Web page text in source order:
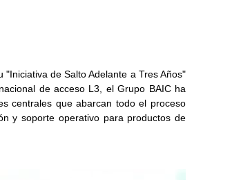
de Salto Adelante a Tres Años"
de acceso L3, el Grupo BAIC ha
centrales que abarcan todo el proceso
y soporte operativo para productos de